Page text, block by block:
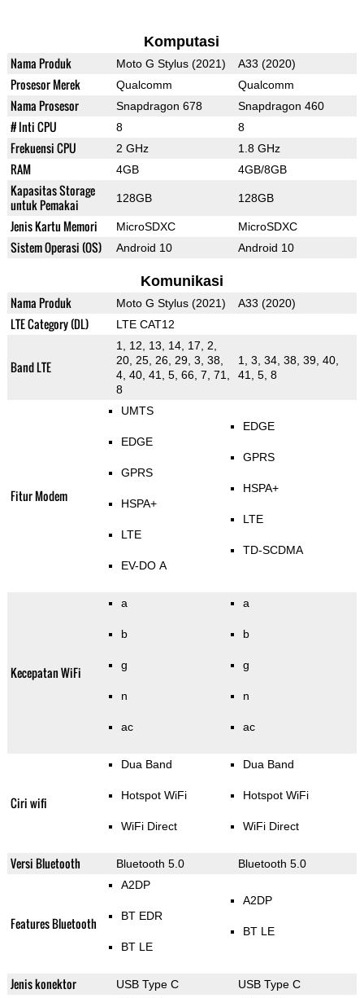
Komputasi
Nama Produk Moto G Stylus (2021) A33 (2020)
Prosesor Merek Qualcomm Qualcomm
Nama Prosesor Snapdragon 678 Snapdragon 460
# Inti CPU 8 8
Frekuensi CPU 2 GHz 1.8 GHz
RAM 4GB 4GB/8GB
Kapasitas Storage
untuk Pemakai
128GB 128GB
Jenis Kartu Memori MicroSDXC MicroSDXC
Sistem Operasi (OS) Android 10 Android 10
Komunikasi
Nama Produk Moto G Stylus (2021) A33 (2020)
LTE Category (DL) LTE CAT12
Band LTE
1, 12, 13, 14, 17, 2,
20, 25, 26, 29, 3, 38,
4, 40, 41, 5, 66, 7, 71,
8
1, 3, 34, 38, 39, 40,
41, 5, 8
Fitur Modem
UMTS
EDGE
GPRS
HSPA+
LTE
EV-DO A
EDGE
GPRS
HSPA+
LTE
TD-SCDMA
Kecepatan WiFi
a
b
g
n
ac
a
b
g
n
ac
Ciri wifi
Dua Band
Hotspot WiFi
WiFi Direct
Dua Band
Hotspot WiFi
WiFi Direct
Versi Bluetooth Bluetooth 5.0 Bluetooth 5.0
Features Bluetooth
A2DP
BT EDR
BT LE
A2DP
BT LE
Jenis konektor USB Type C USB Type C